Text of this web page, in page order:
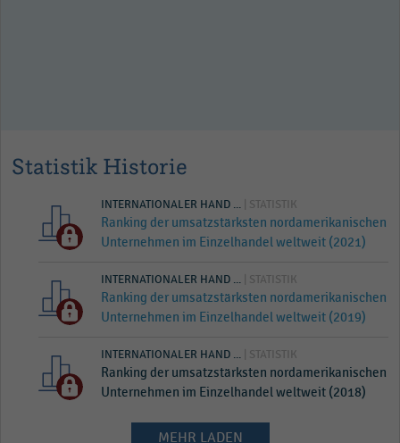
Statistik Historie
INTERNATIONALER HAND ... | STATISTIK
Ranking der umsatzstärksten nordamerikanischen
Unternehmen im Einzelhandel weltweit (2021)
INTERNATIONALER HAND ... | STATISTIK
Ranking der umsatzstärksten nordamerikanischen
Unternehmen im Einzelhandel weltweit (2019)
INTERNATIONALER HAND ... | STATISTIK
Ranking der umsatzstärksten nordamerikanischen
Unternehmen im Einzelhandel weltweit (2018)
MEHR LADEN